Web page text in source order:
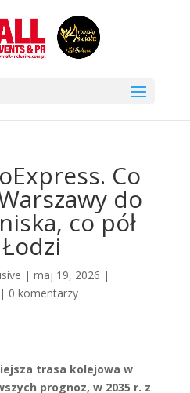
Co
do
co pół
| maj 19, 2026 |
| 0 komentarzy
trasa kolejowa w
prognoz, w 2035 r. z